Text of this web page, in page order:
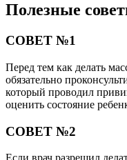
Полезные
СОВЕТ №1
Перед тем как делать
обязательно
который проводил
оценить состояние
СОВЕТ №2